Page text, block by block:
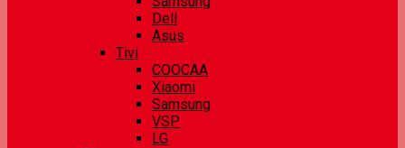
Dell
Asus
Tivi
COOCAA
Xiaomi
Samsung
VSP
LG